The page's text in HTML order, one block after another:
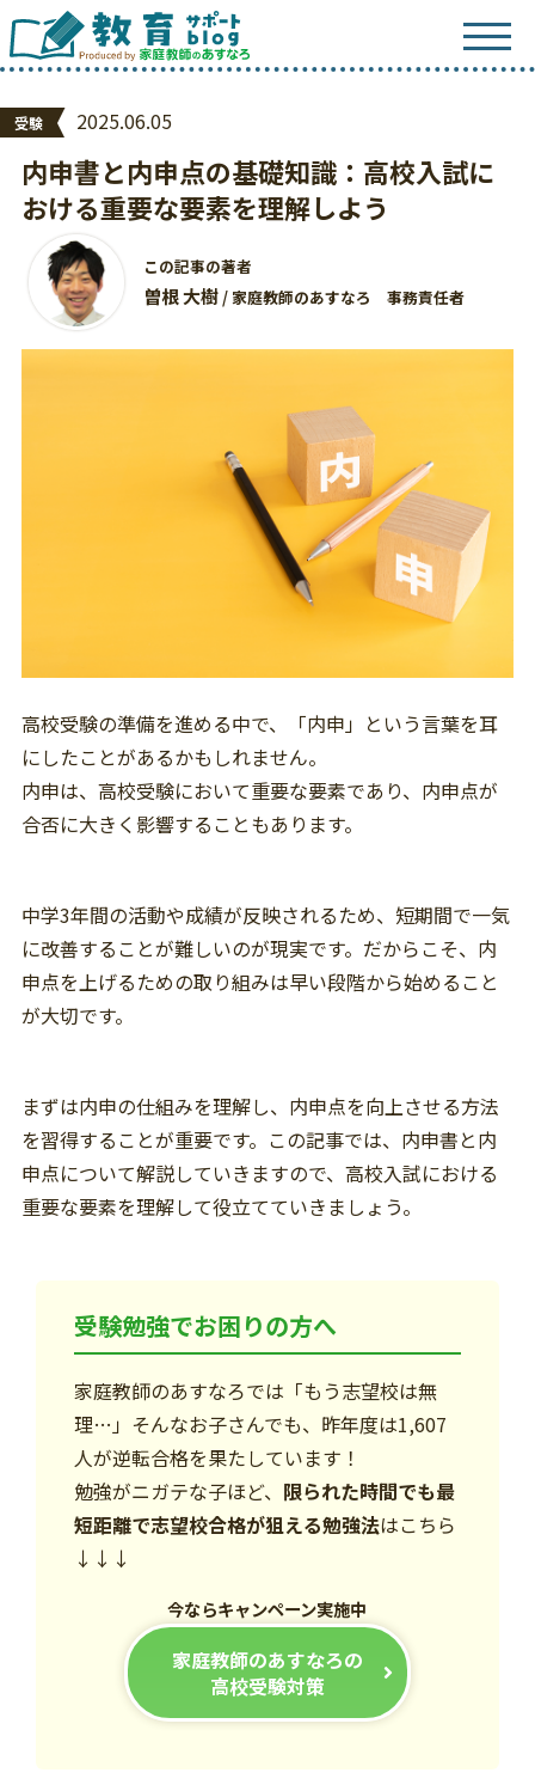
受験 2025.06.05
内申書と内申点の基礎知識：高校入試に
おける重要な要素を理解しよう
この記事の著者
曽根 大樹 / 家庭教師のあすなろ 事務責任者
高校受験の準備を進める中で、「内申」という言葉を耳
にしたことがあるかもしれません。
内申は、高校受験において重要な要素であり、内申点が
合否に大きく影響することもあります。
中学3年間の活動や成績が反映されるため、短期間で一気
に改善することが難しいのが現実です。だからこそ、内
申点を上げるための取り組みは早い段階から始めること
が大切です。
まずは内申の仕組みを理解し、内申点を向上させる方法
を習得することが重要です。この記事では、内申書と内
申点について解説していきますので、高校入試における
重要な要素を理解して役立てていきましょう。
受験勉強でお困りの方へ
家庭教師のあすなろでは「もう志望校は無
理…」そんなお子さんでも、昨年度は1,607
人が逆転合格を果たしています！
勉強がニガテな子ほど、 限られた時間でも最
短距離で志望校合格が狙える勉強法はこちら
↓↓↓
今ならキャンペーン実施中
家庭教師のあすなろの
高校受験対策